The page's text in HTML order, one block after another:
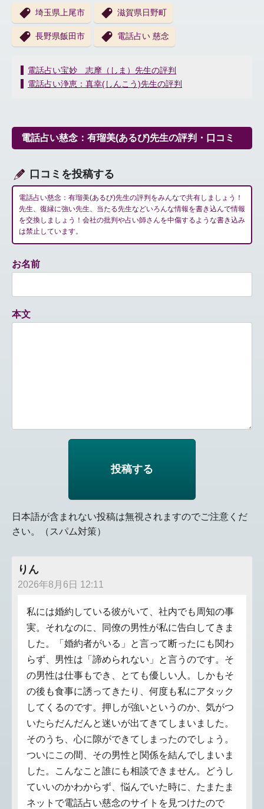
埼玉県上尾市 滋賀県日野町
長野県飯田市 電話占い 慈念
投
稿
ー
シ
ン
電話占い宝妙 志摩（しま）先生の評判
電話占い浄恵：真幸(しんこう)先生の評判
電話占い慈念：有瑠美(あるび)先生の評判・口コミ
口コミを投稿する
電話占い慈念：有瑠美(あるび)先生の評判をみんなで共有しましょう！
先生、復縁に強い先生、当たる先生などいろんな情報を書き込んで情報
を交換しましょう！会社の批判や占い師さんを中傷するような書き込み
は禁止しています。
お名前
本文
日本語が含まれない投稿は無視されますのでご注意くだ
さい。（スパム対策）
りん
2026年8月6日 12:11
私には婚約している彼がいて、社内でも周知の事
実。それなのに、同僚の男性が私に告白してきま
した。「婚約者がいる」と言って断ったにも関わ
らず、男性は「諦められない」と言うのです。そ
の男性は仕事もでき、とても優しい人。しかもそ
の後も食事に誘ってきたり、何度も私にアタック
してくるのです。押しが強いというのか、気がつ
いたらだんだんと迷いが出てきてしまいました。
そのうち、心に隙ができてしまったのでしょう。
ついにこの間、その男性と関係を結んでしまいま
した。こんなこと誰にも相談できません。どうし
ていいのかわからず、悩んでいた時に、たまたま
ネットで電話占い慈念のサイトを見つけたので